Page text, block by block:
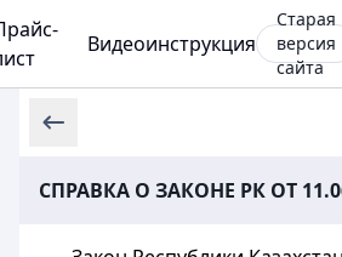
Видеоинструкция
Старая
версия
сайта
СПРАВКА О ЗАКОНЕ РК ОТ